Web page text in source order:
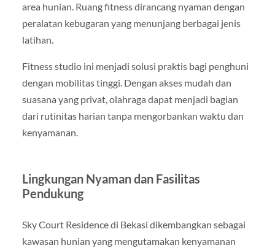
area hunian. Ruang fitness dirancang nyaman dengan
peralatan kebugaran yang menunjang berbagai jenis
latihan.
Fitness studio ini menjadi solusi praktis bagi penghuni
dengan mobilitas tinggi. Dengan akses mudah dan
suasana yang privat, olahraga dapat menjadi bagian
dari rutinitas harian tanpa mengorbankan waktu dan
kenyamanan.
Lingkungan Nyaman dan Fasilitas
Pendukung
Sky Court Residence di Bekasi dikembangkan sebagai
kawasan hunian yang mengutamakan kenyamanan